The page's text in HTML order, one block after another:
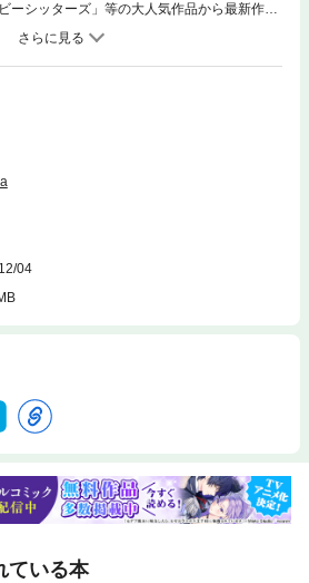
ーシッターズ」等の大人気作品から最新作ま
マガジンです。アニメ化が決定した「かげき
１話も特別掲載★あなたのお気に入りが絶対
告の情報は2020年11月現在のものです。※こ
雑誌よりデータを作成しております。欄外の
04
ている本